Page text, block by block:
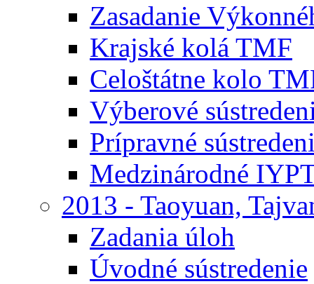
Zasadanie
Krajské kolá TMF
Celoštátne kolo
Výberové
Prípravné
Medzinárodné
2013 - Taoyuan,
Zadania úloh
Úvodné sústredenie